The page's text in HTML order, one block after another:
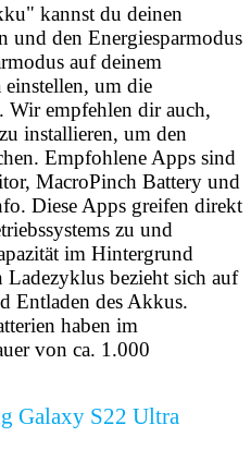
kannst du deinen
und den Energiesparmodus
auf deinem
um die
empfehlen dir auch,
installieren, um den
Empfohlene Apps sind
MacroPinch Battery und
Diese Apps greifen direkt
zu und
im Hintergrund
bezieht sich auf
Entladen des Akkus.
haben im
von ca. 1.000
Galaxy S22 Ultra